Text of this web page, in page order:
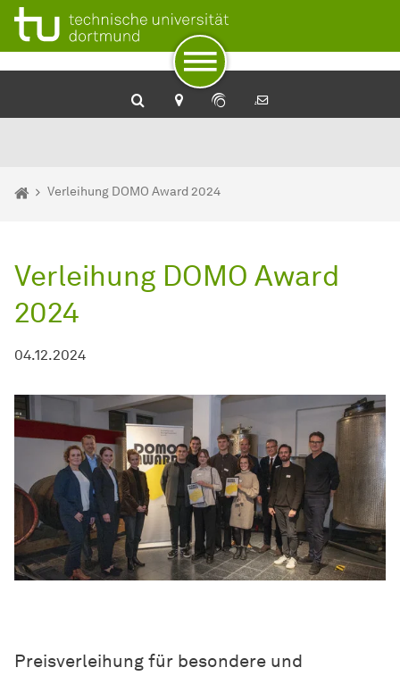
Zum Navigationspfad
Zur Navigation
Zum Schnellzugriff
Zum Fuß der Seite mit weiteren Services
Zum Inhalt
Zur Startseite
Sie sind hier:
Fakultät Architektur und Bauingenieurwesen - Startseite
Verleihung DOMO Award 2024
Verleihung DOMO Award
2024
04.12.2024
Preisverleihung für besondere und